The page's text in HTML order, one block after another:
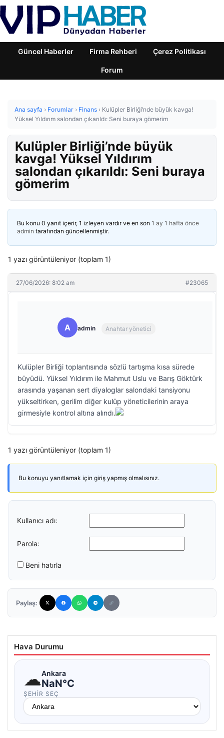
Güncel Haberler Firma Rehberi Çerez Politikası
Forum
Ana sayfa › Forumlar › Finans › Kulüpler Birliği’nde büyük kavga!
Yüksel Yıldırım salondan çıkarıldı: Seni buraya gömerim
Kulüpler Birliği’nde büyük
kavga! Yüksel Yıldırım
salondan çıkarıldı: Seni buraya
gömerim
Bu konu 0 yanıt içerir, 1 izleyen vardır ve en son 1 ay 1 hafta önce
admin tarafından güncellenmiştir.
1 yazı görüntüleniyor (toplam 1)
27/06/2026: 8:02 am #23065
A admin Anahtar yönetici
Kulüpler Birliği toplantısında sözlü tartışma kısa sürede
büyüdü. Yüksel Yıldırım ile Mahmut Uslu ve Barış Göktürk
arasında yaşanan sert diyaloglar salondaki tansiyonu
yükseltirken, gerilim diğer kulüp yöneticilerinin araya
girmesiyle kontrol altına alındı.
1 yazı görüntüleniyor (toplam 1)
Bu konuyu yanıtlamak için giriş yapmış olmalısınız.
Kullanıcı adı:
Parola:
Beni hatırla
Paylaş:
Hava Durumu
☁Ankara
NaN°C
ŞEHIR SEÇ